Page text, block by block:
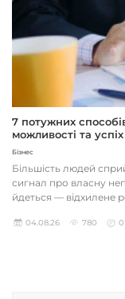
7 потужних
можливості та успіх
Бізнес
Більшість людей
сигнал про власну
йдеться — відхилене
04.08.26 780 0